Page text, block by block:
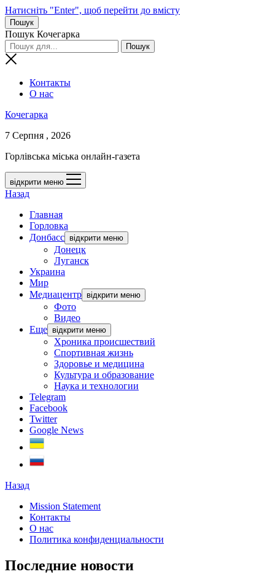
Натисніть "Enter", щоб перейти до вмісту
Пошук
Пошук Кочегарка
Контакты
О нас
Кочегарка
7 Серпня , 2026
Горлівська міська онлайн-газета
відкрити меню
Назад
Главная
Горловка
Донбасс відкрити меню
Донецк
Луганск
Украина
Мир
Медиацентр відкрити меню
Фото
Видео
Еще відкрити меню
Хроника происшествий
Спортивная жизнь
Здоровье и медицина
Культура и образование
Наука и технологии
Telegram
Facebook
Twitter
Google News
Назад
Mission Statement
Контакты
О нас
Политика конфиденциальности
Последние новости